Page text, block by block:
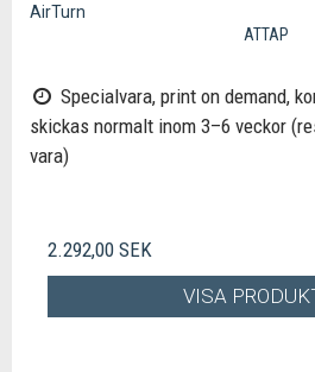
AirTurn
ATTAP
Specialvara, print on demand,
skickas normalt inom 3–6 veckor
vara)
2.292,00 SEK
VISA